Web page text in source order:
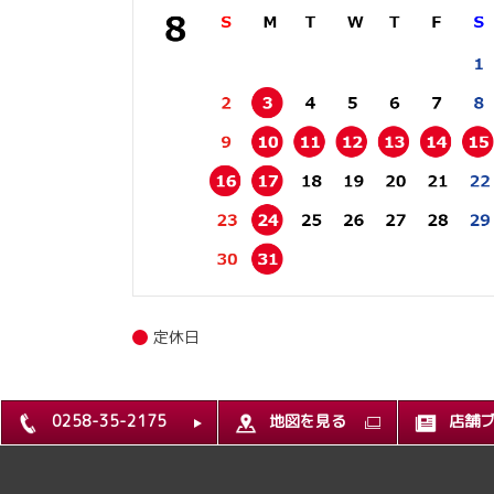
定休日
0258-35-2175 地図を見る 店舗